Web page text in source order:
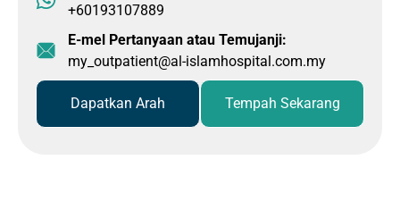
+60193107889
E-mel Pertanyaan atau Temujanji:
my_outpatient@al-islamhospital.com.my
Dapatkan Arah Tempah Sekarang